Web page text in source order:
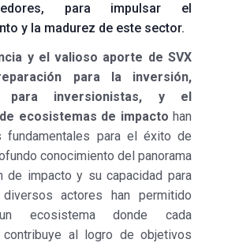
para impulsar el
y la madurez de este sector.
y el valioso aporte de SVX
para la inversión,
para inversionistas, y el
ecosistemas de impacto han
fundamentales para el éxito de
conocimiento del panorama
de impacto y su capacidad para
actores han permitido
ecosistema donde cada
contribuye al logro de objetivos